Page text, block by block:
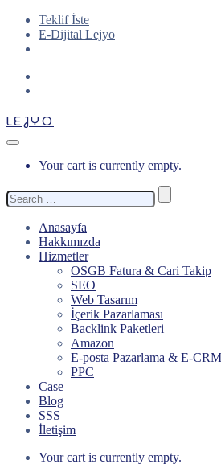
Teklif İste
E-Dijital Lejyo
LEJYO
Your cart is currently empty.
Search
for:
Anasayfa
Hakkımızda
Hizmetler
OSGB Fatura & Cari Takip
SEO
Web Tasarım
İçerik Pazarlaması
Backlink Paketleri
Amazon
E-posta Pazarlama & E-CRM
PPC
Case
Blog
SSS
İletişim
Your cart is currently empty.